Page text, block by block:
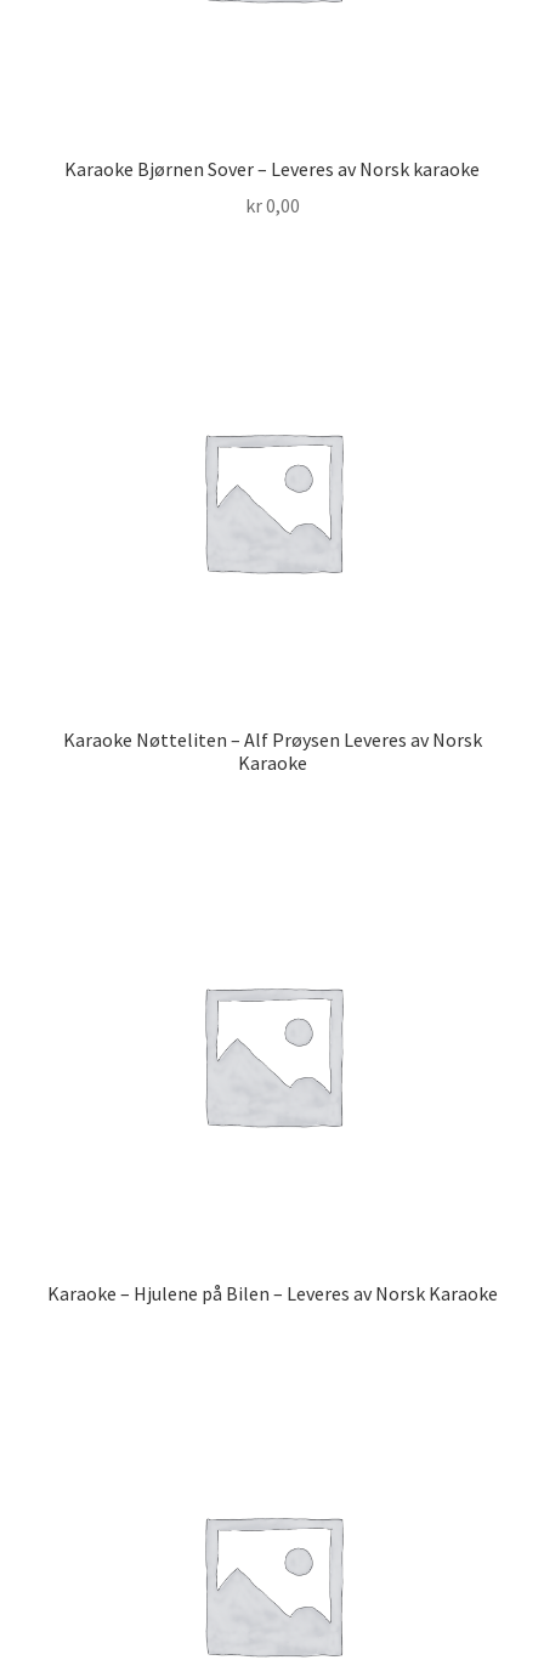
Karaoke Bjørnen Sover – Leveres av Norsk karaoke
kr0,00
Karaoke Nøtteliten – Alf Prøysen Leveres av Norsk
Karaoke
Karaoke – Hjulene på Bilen – Leveres av Norsk Karaoke